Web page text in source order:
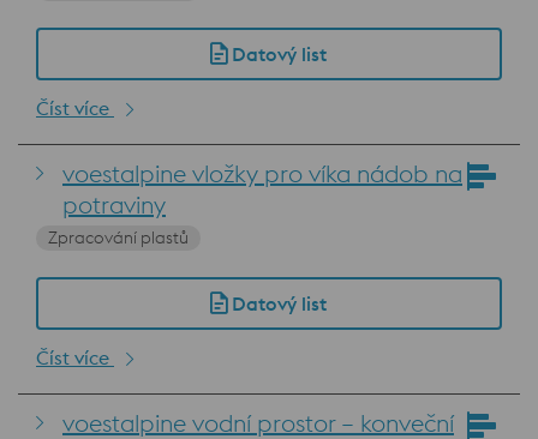
Datový list
Číst více
voestalpine vložky pro víka nádob na
potraviny
Zpracování plastů
Datový list
Číst více
voestalpine vodní prostor – konveční